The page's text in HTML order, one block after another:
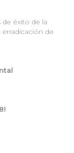
de éxito de la
de